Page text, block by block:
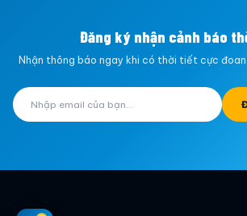
Đăng ký nhận cảnh báo
Nhận thông báo ngay khi có thời tiết cực